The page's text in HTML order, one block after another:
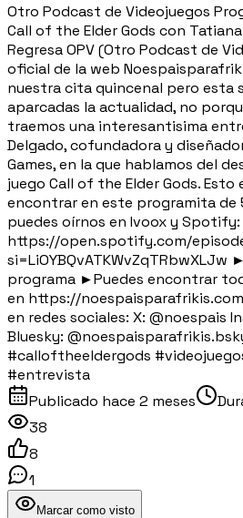
Otro Podcast de Videojuegos
Call of the Elder Gods con
Regresa OPV (Otro Podcast de
oficial de la web
nuestra cita quincenal pero esta
aparcadas la actualidad, no
traemos una interesantisima
Delgado, cofundadora y
Games, en la que hablamos del
juego Call of the Elder Gods. Esto
encontrar en este programita de
puedes oírnos en Ivoox y Spotify:
https://open.spotify.com/
si=LiOYBQvATKWvZqTRbwXLJw
programa ►Puedes encontrar
en https://
en redes sociales: X: @noespais
Bluesky:
#calloftheeldergods
#entrevista
Publicado hace 2 meses
38
8
1
Marcar como visto